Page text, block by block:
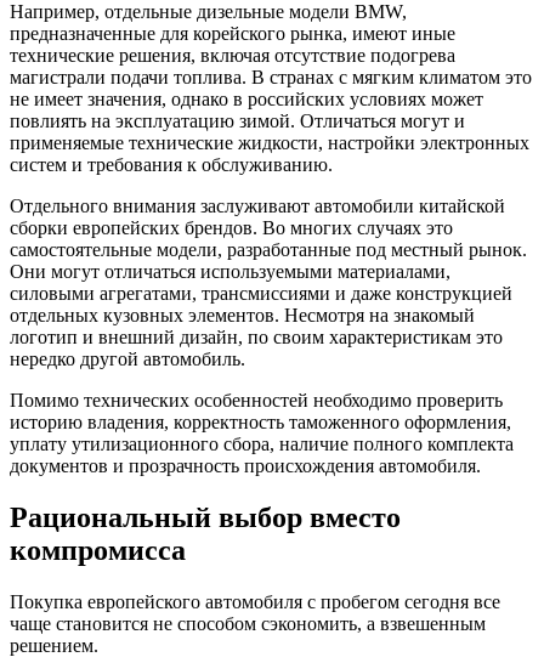
Например, отдельные дизельные модели BMW,
предназначенные для корейского рынка, имеют иные
технические решения, включая отсутствие подогрева
магистрали подачи топлива. В странах с мягким климатом это
не имеет значения, однако в российских условиях может
повлиять на эксплуатацию зимой. Отличаться могут и
применяемые технические жидкости, настройки электронных
систем и требования к обслуживанию.
Отдельного внимания заслуживают автомобили китайской
сборки европейских брендов. Во многих случаях это
самостоятельные модели, разработанные под местный рынок.
Они могут отличаться используемыми материалами,
силовыми агрегатами, трансмиссиями и даже конструкцией
отдельных кузовных элементов. Несмотря на знакомый
логотип и внешний дизайн, по своим характеристикам это
нередко другой автомобиль.
Помимо технических особенностей необходимо проверить
историю владения, корректность таможенного оформления,
уплату утилизационного сбора, наличие полного комплекта
документов и прозрачность происхождения автомобиля.
Рациональный выбор вместо
компромисса
Покупка европейского автомобиля с пробегом сегодня все
чаще становится не способом сэкономить, а взвешенным
решением.